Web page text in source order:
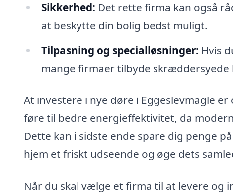
Sikkerhed: Det rette firma kan også
at beskytte din bolig bedst muligt.
Tilpasning og specialløsninger: Hvis
mange firmaer tilbyde skræddersyede
At investere i nye døre i Eggeslevmagle
føre til bedre energieffektivitet, da
Dette kan i sidste ende spare dig penge
hjem et friskt udseende og øge dets
Når du skal vælge et firma til at levere og